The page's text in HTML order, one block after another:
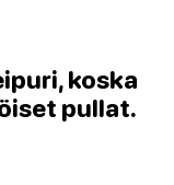
koska
pullat.